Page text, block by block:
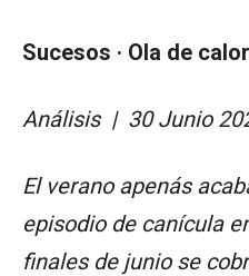
Sucesos · Ola de
Análisis | 30 Junio
El verano apenás
episodio de canícula
finales de junio se